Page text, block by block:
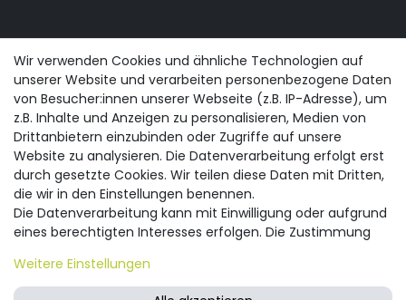
0355/28913230
info@spreewald-praesente.de
Gubener Straße 19, 03042 Cottbus
© 2026 spreewald-praesente.de | Design by neoprisma
Wir verwenden Cookies und ähnliche Technologien auf
unserer Website und verarbeiten personenbezogene Daten
von Besucher:innen unserer Webseite (z.B. IP-Adresse), um
z.B. Inhalte und Anzeigen zu personalisieren, Medien von
Drittanbietern einzubinden oder Zugriffe auf unsere
Website zu analysieren. Die Datenverarbeitung erfolgt erst
durch gesetzte Cookies. Wir teilen diese Daten mit Dritten,
die wir in den Einstellungen benennen.
Die Datenverarbeitung kann mit Einwilligung oder aufgrund
eines berechtigten Interesses erfolgen. Die Zustimmung
nicht einzuwilligen und die Einwilligung zu einem späteren
Zeitpunkt zu ändern oder zu widerrufen. Beachten Sie unser
Weitere Einstellungen